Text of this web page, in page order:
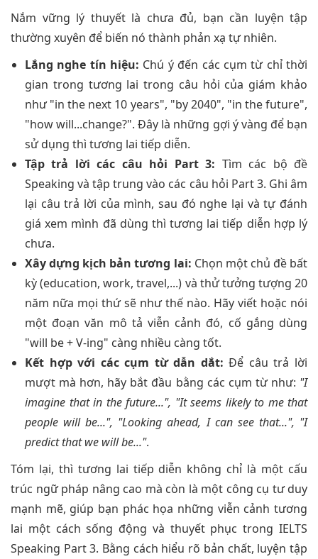
Nắm vững lý thuyết là chưa đủ, bạn cần luyện tập
thường xuyên để biến nó thành phản xạ tự nhiên.
Lắng nghe tín hiệu: Chú ý đến các cụm từ chỉ thời
gian trong tương lai trong câu hỏi của giám khảo
như "in the next 10 years", "by 2040", "in the future",
"how will...change?". Đây là những gợi ý vàng để bạn
sử dụng thì tương lai tiếp diễn.
Tập trả lời các câu hỏi Part 3: Tìm các bộ đề
Speaking và tập trung vào các câu hỏi Part 3. Ghi âm
lại câu trả lời của mình, sau đó nghe lại và tự đánh
giá xem mình đã dùng thì tương lai tiếp diễn hợp lý
chưa.
Xây dựng kịch bản tương lai: Chọn một chủ đề bất
kỳ (education, work, travel,...) và thử tưởng tượng 20
năm nữa mọi thứ sẽ như thế nào. Hãy viết hoặc nói
một đoạn văn mô tả viễn cảnh đó, cố gắng dùng
"will be + V-ing" càng nhiều càng tốt.
Kết hợp với các cụm từ dẫn dắt: Để câu trả lời
mượt mà hơn, hãy bắt đầu bằng các cụm từ như: "I
imagine that in the future...", "It seems likely to me that
people will be...", "Looking ahead, I can see that...", "I
predict that we will be...".
Tóm lại, thì tương lai tiếp diễn không chỉ là một cấu
trúc ngữ pháp nâng cao mà còn là một công cụ tư duy
mạnh mẽ, giúp bạn phác họa những viễn cảnh tương
lai một cách sống động và thuyết phục trong IELTS
Speaking Part 3. Bằng cách hiểu rõ bản chất, luyện tập